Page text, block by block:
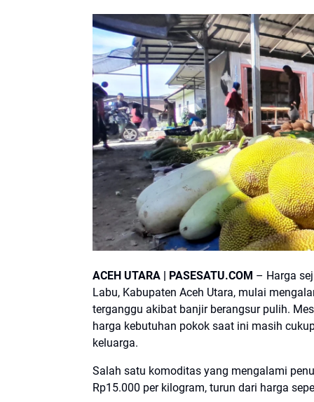
ACEH UTARA | PASESATU.COM – Harga
Labu, Kabupaten Aceh Utara, mulai
terganggu akibat banjir berangsur pulih.
harga kebutuhan pokok saat ini masih
keluarga.
Salah satu komoditas yang mengalami
Rp15.000 per kilogram, turun dari harga